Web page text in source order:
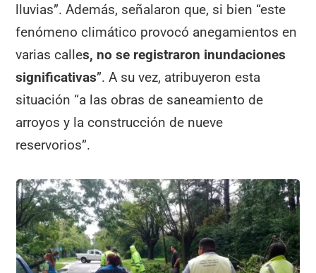
lluvias”. Además, señalaron que, si bien “este
fenómeno climático provocó anegamientos en
varias calles, no se registraron inundaciones
significativas”. A su vez, atribuyeron esta
situación “a las obras de saneamiento de
arroyos y la construcción de nueve
reservorios”.